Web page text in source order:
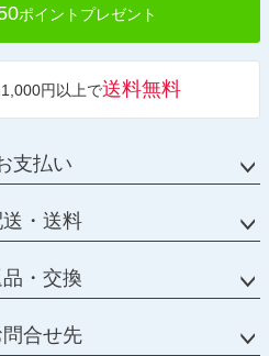
ポイントプレゼント
円以上で送料無料
支払い
・送料
・交換
合せ先